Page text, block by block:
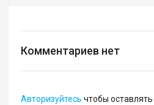
Комментариев нет
Авторизуйтесь чтобы